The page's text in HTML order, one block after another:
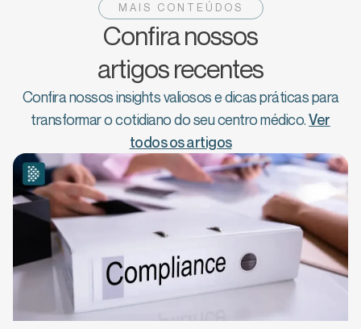
MAIS CONTEÚDOS
Confira nossos
artigos recentes
Confira nossos insights valiosos e dicas práticas para
transformar o cotidiano do seu centro médico.Ver
todos os artigos